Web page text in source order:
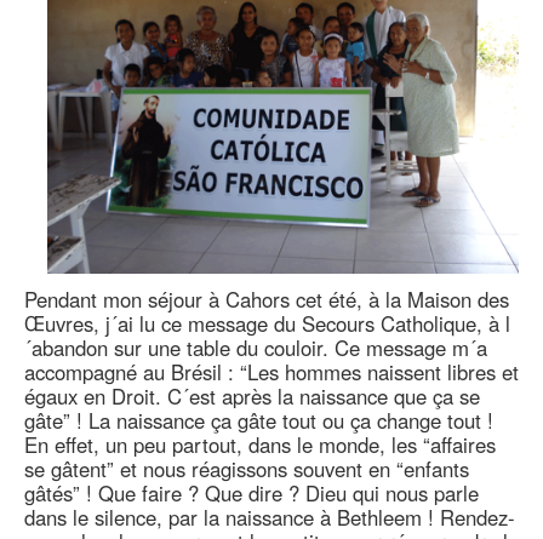
Pendant mon séjour à Cahors cet été, à la Maison des
Œuvres, j´ai lu ce message du Secours Catholique, à l
´abandon sur une table du couloir. Ce message m´a
accompagné au Brésil : “Les hommes naissent libres et
égaux en Droit. C´est après la naissance que ça se
gâte” ! La naissance ça gâte tout ou ça change tout !
En effet, un peu partout, dans le monde, les “affaires
se gâtent” et nous réagissons souvent en “enfants
gâtés” ! Que faire ? Que dire ? Dieu qui nous parle
dans le silence, par la naissance à Bethleem ! Rendez-